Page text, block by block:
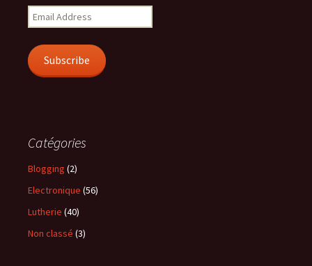
Email
Address
Subscribe
Catégories
Blogging (2)
Electronique (56)
Lutherie (40)
Non classé (3)